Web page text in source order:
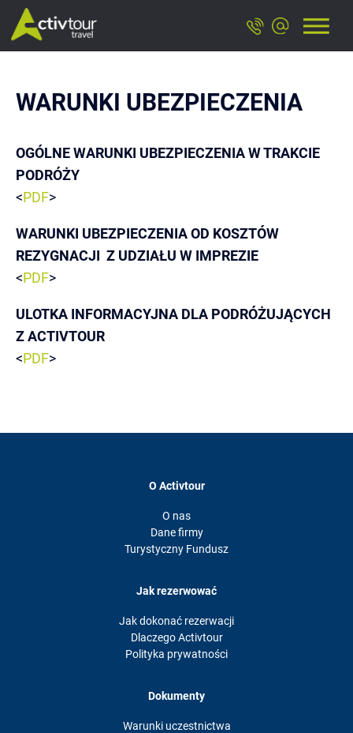
WARUNKI UBEZPIECZENIA
OGÓLNE WARUNKI UBEZPIECZENIA W TRAKCIE
PODRÓŻY
<PDF>
WARUNKI UBEZPIECZENIA OD KOSZTÓW
REZYGNACJI Z UDZIAŁU W IMPREZIE
<PDF>
ULOTKA INFORMACYJNA DLA PODRÓŻUJĄCYCH
Z ACTIVTOUR
<PDF>
O Activtour
O nas
Dane firmy
Turystyczny Fundusz
Jak rezerwować
Jak dokonać rezerwacji
Dlaczego Activtour
Polityka prywatności
Dokumenty
Warunki uczestnictwa